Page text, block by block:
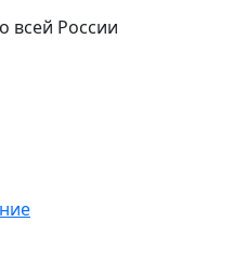
всей России